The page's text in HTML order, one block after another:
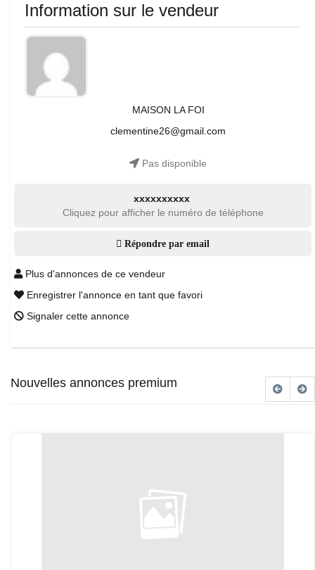
Information sur le vendeur
MAISON LA FOI
clementine26@gmail.com
Pas disponible
xxxxxxxxxx
Cliquez pour afficher le numéro de téléphone
Répondre par email
Plus d'annonces de ce vendeur
Enregistrer l'annonce en tant que favori
Signaler cette annonce
Nouvelles annonces premium